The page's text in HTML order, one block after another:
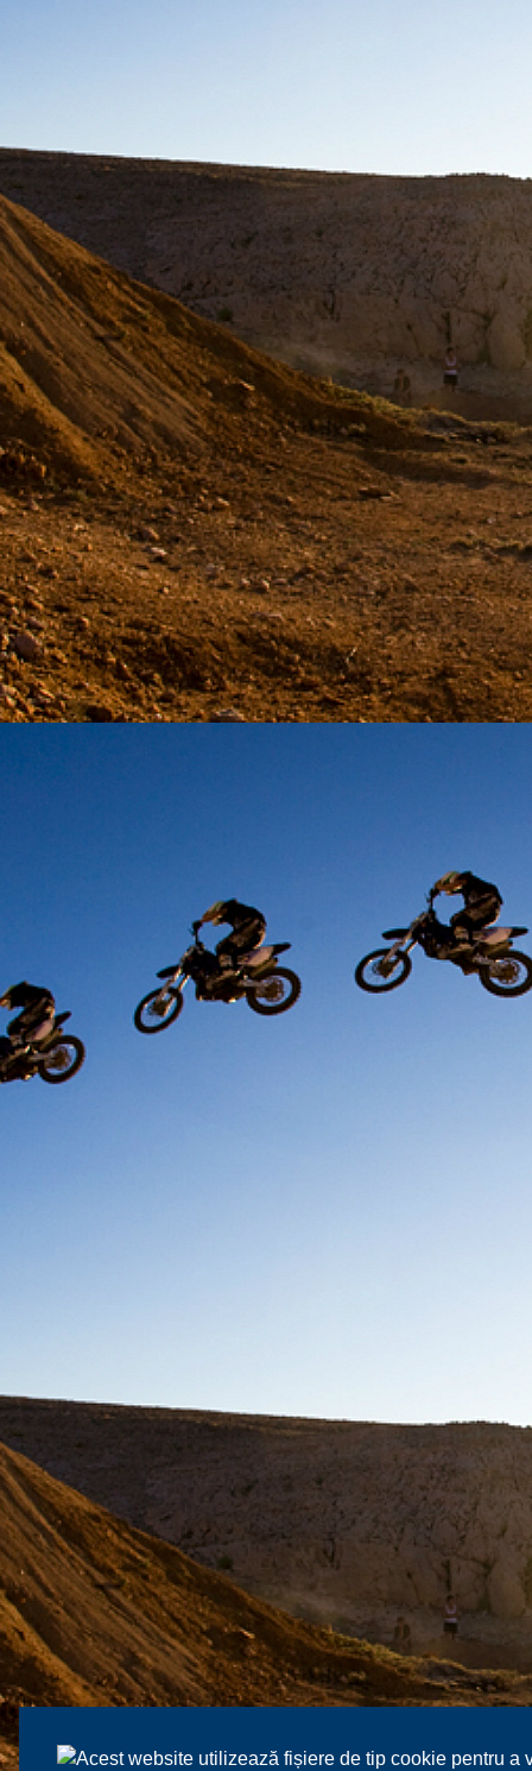
Acest website utilizează fișiere de tip cookie pentru